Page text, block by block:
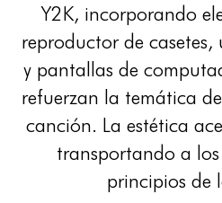
Y2K, incorporando
reproductor de
y pantallas de
refuerzan la temática
canción. La estética
transportando a
principios de